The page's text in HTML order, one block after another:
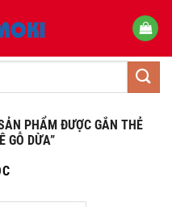
PHẨM ĐƯỢC GẮN THẺ
GỖ DỪA”